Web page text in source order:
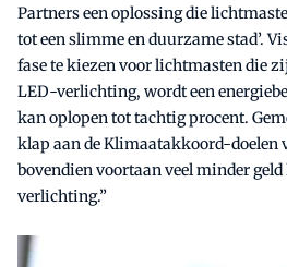
Partners een oplossing die
tot een slimme en duurzame stad’.
fase te kiezen voor lichtmasten die
LED-verlichting, wordt een
kan oplopen tot tachtig procent.
klap aan de Klimaatakkoord-doelen
bovendien voortaan veel minder
verlichting.”